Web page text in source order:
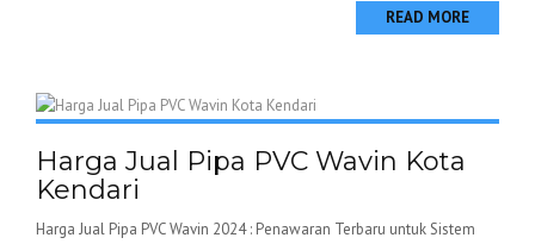
READ MORE
Harga Jual Pipa PVC Wavin Kota
Kendari
Harga Jual Pipa PVC Wavin 2024 : Penawaran Terbaru untuk Sistem